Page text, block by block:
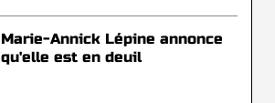
Marie-Annick Lépine annonce
qu'elle est en deuil